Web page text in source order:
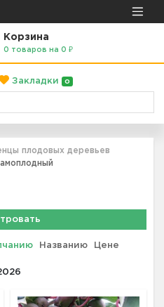
Корзина
0 товаров на 0 ₽
Закладки 0
плодовых деревьев
Названию
Цене